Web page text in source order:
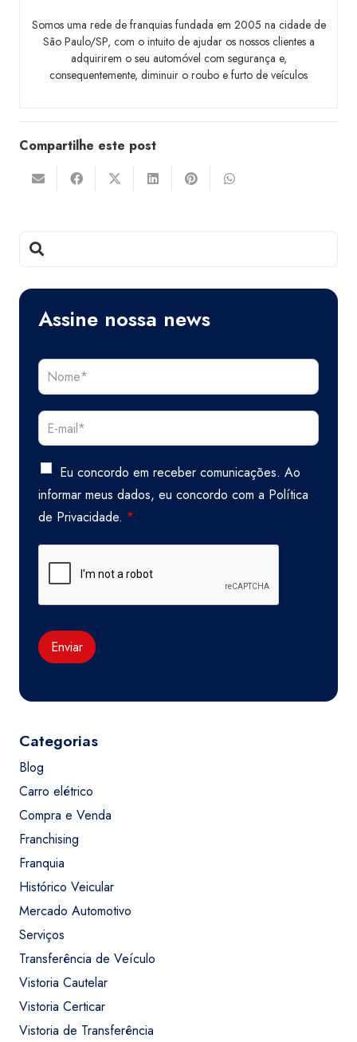
Somos uma rede de franquias fundada em 2005 na cidade de
São Paulo/SP, com o intuito de ajudar os nossos clientes a
adquirirem o seu automóvel com segurança e,
consequentemente, diminuir o roubo e furto de veículos
Compartilhe este post
Assine nossa news
Eu concordo em receber comunicações. Ao
informar meus dados, eu concordo com a Política
de Privacidade. *
Enviar
Categorias
Blog
Carro elétrico
Compra e Venda
Franchising
Franquia
Histórico Veicular
Mercado Automotivo
Serviços
Transferência de Veículo
Vistoria Cautelar
Vistoria Certicar
Vistoria de Transferência